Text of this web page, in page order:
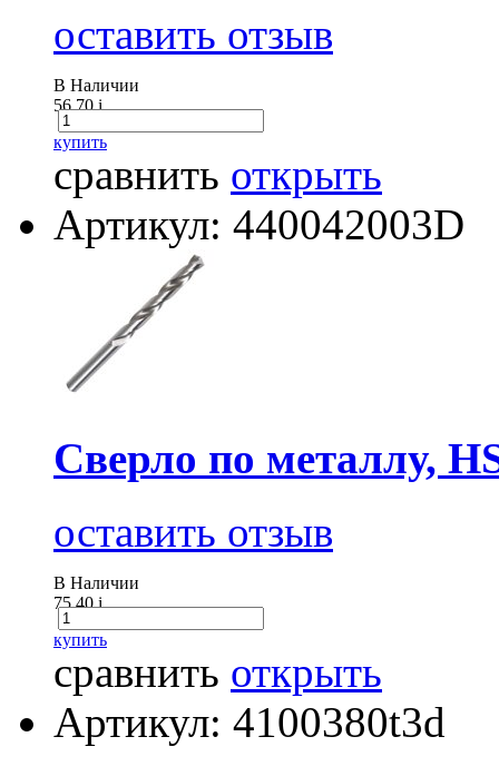
оставить отзыв
В Наличии
56.70i
купить
сравнить открыть
Артикул: 440042003D
Сверло по металлу,
оставить отзыв
В Наличии
75.40i
купить
сравнить открыть
Артикул: 4100380t3d